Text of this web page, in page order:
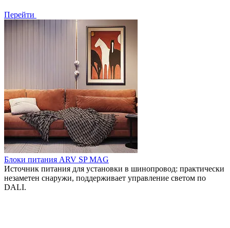
Перейти
Блоки питания ARV SP MAG
Источник питания для установки в шинопровод: практически
незаметен снаружи, поддерживает управление светом по
DALI.